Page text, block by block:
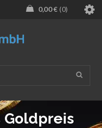
0,00€ 0
Goldpreis